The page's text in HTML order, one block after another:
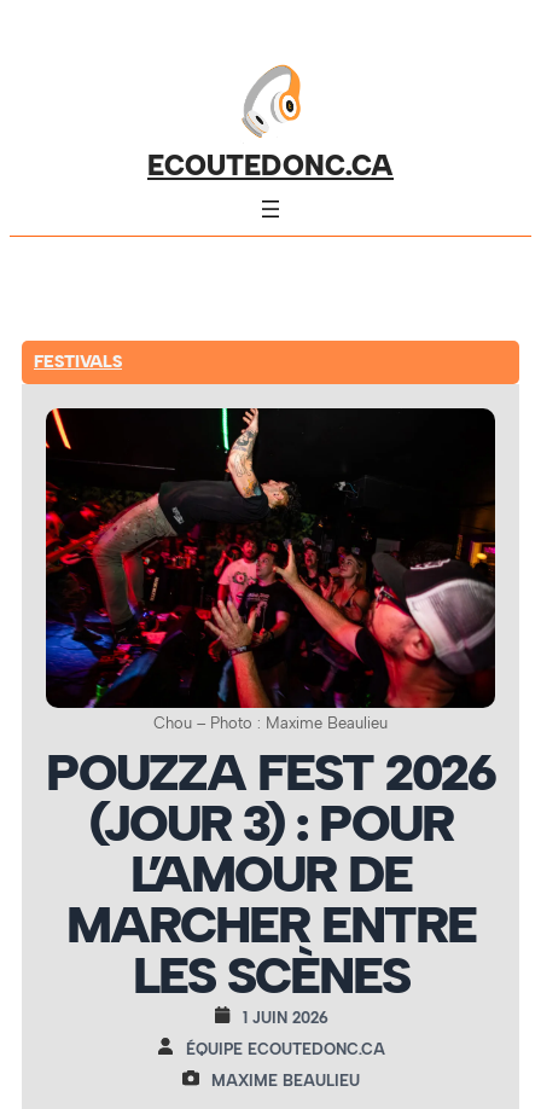
ECOUTEDONC.CA
FESTIVALS
Chou – Photo : Maxime Beaulieu
POUZZA FEST 2026
(JOUR 3) : POUR
L’AMOUR DE
MARCHER ENTRE
LES SCÈNES
1 JUIN 2026
ÉQUIPE ECOUTEDONC.CA
MAXIME BEAULIEU